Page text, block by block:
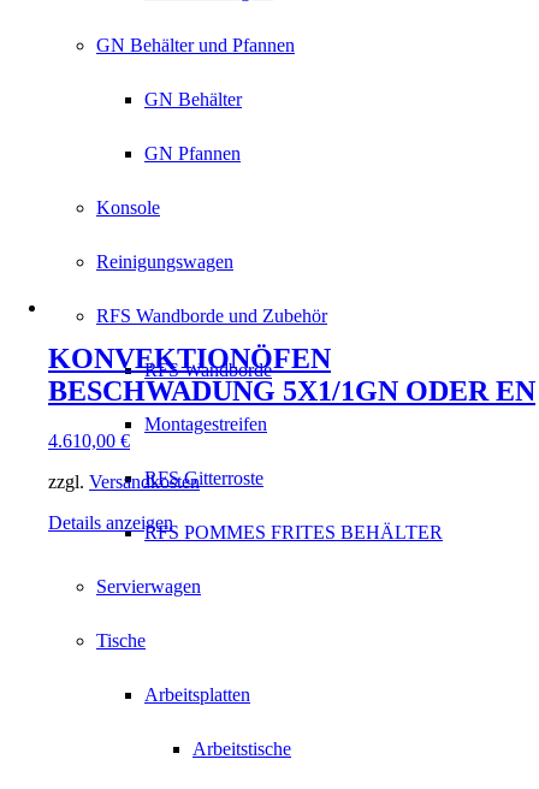
GN Behälter und Pfannen
GN Behälter
GN Pfannen
Konsole
Reinigungswagen
RFS Wandborde und Zubehör
RFS Wandborde
Montagestreifen
RFS Gitterroste
RFS POMMES FRITES BEHÄLTER
Servierwagen
Tische
Arbeitsplatten
Arbeitstische
KONVEKTIONÖFEN
BESCHWADUNG 5X1/1GN ODER EN
4.610,00 €
zzgl. Versandkosten
Details anzeigen